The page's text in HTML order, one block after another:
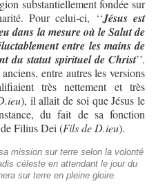
substantiellement fondée sur
Pour celui-ci, ‘‘Jésus est
dans la mesure où le Salut de
entre les mains de
du statut spirituel de Christ’’.
entre autres les versions
très nettement et très
), il allait de soi que Jésus le
du fait de sa fonction
Filius Dei (Fils de D.ieu).
mission sur terre selon la volonté
céleste en attendant le jour du
sur terre en pleine gloire.